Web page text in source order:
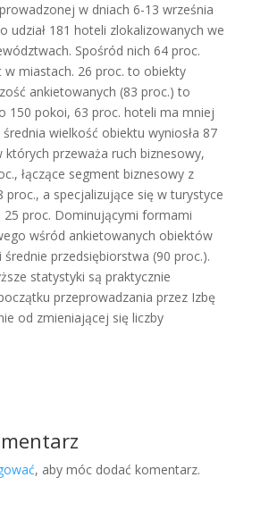
w dniach 6-13 września
udział 181 hoteli zlokalizowanych we
Spośród nich 64 proc.
w miastach. 26 proc. to obiekty
ankietowanych (83 proc.) to
150 pokoi, 63 proc. hoteli ma mniej
wielkość obiektu wyniosła 87
których przeważa ruch biznesowy,
łączące segment biznesowy z
proc., a specjalizujące się w turystyce
proc. Dominującymi formami
wśród ankietowanych obiektów
średnie przedsiębiorstwa (90 proc.).
statystyki są praktycznie
przeprowadzania przez Izbę
od zmieniającej się liczby
, aby móc dodać komentarz.